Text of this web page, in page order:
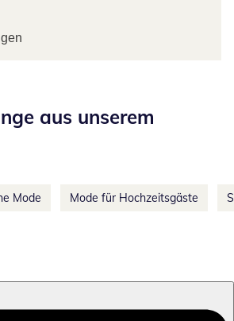
aus unserem
Mode Mode für Hochzeitsgäste